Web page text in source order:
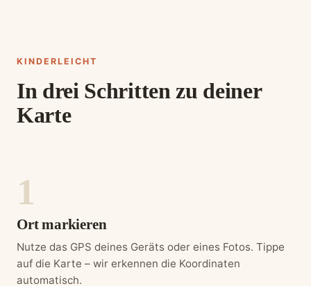
KINDERLEICHT
In drei Schritten zu deiner
Karte
Ort markieren
Nutze das GPS deines Geräts oder eines Fotos. Tippe
auf die Karte – wir erkennen die Koordinaten
automatisch.